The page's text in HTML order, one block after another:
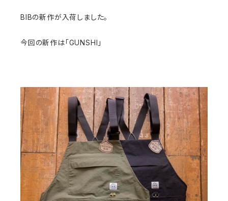
BIBの新作が入荷しました。
今回の新作は「GUNSHI」